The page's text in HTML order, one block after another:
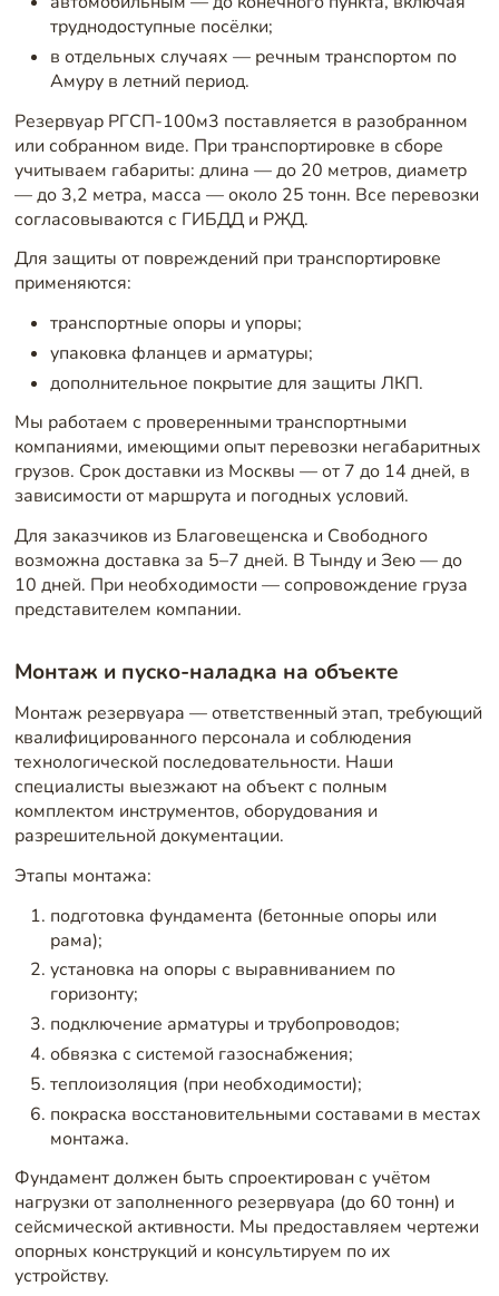
труднодоступные посёлки;
в отдельных случаях — речным транспортом по
Амуру в летний период.
Резервуар РГСП-100м3 поставляется в разобранном
или собранном виде. При транспортировке в сборе
учитываем габариты: длина — до 20 метров, диаметр
— до 3,2 метра, масса — около 25 тонн. Все перевозки
согласовываются с ГИБДД и РЖД.
Для защиты от повреждений при транспортировке
применяются:
транспортные опоры и упоры;
упаковка фланцев и арматуры;
дополнительное покрытие для защиты ЛКП.
Мы работаем с проверенными транспортными
компаниями, имеющими опыт перевозки негабаритных
грузов. Срок доставки из Москвы — от 7 до 14 дней, в
зависимости от маршрута и погодных условий.
Для заказчиков из Благовещенска и Свободного
возможна доставка за 5–7 дней. В Тынду и Зею — до
10 дней. При необходимости — сопровождение груза
представителем компании.
Монтаж и пуско-наладка на объекте
Монтаж резервуара — ответственный этап, требующий
квалифицированного персонала и соблюдения
технологической последовательности. Наши
специалисты выезжают на объект с полным
комплектом инструментов, оборудования и
разрешительной документации.
Этапы монтажа:
подготовка фундамента (бетонные опоры или
рама);
установка на опоры с выравниванием по
горизонту;
подключение арматуры и трубопроводов;
обвязка с системой газоснабжения;
теплоизоляция (при необходимости);
покраска восстановительными составами в местах
монтажа.
Фундамент должен быть спроектирован с учётом
нагрузки от заполненного резервуара (до 60 тонн) и
сейсмической активности. Мы предоставляем чертежи
опорных конструкций и консультируем по их
устройству.